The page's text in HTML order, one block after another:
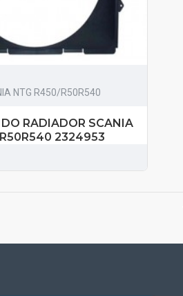
NTG R450/R50R540
RADIADOR SCANIA
2324953